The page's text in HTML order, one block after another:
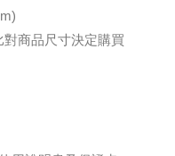
商品尺寸決定購買